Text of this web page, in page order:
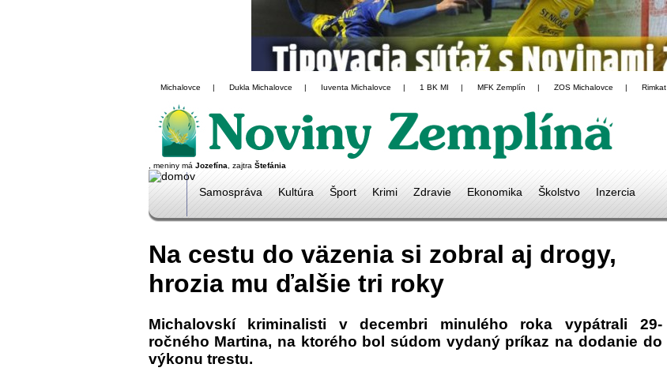
Michalovce | Dukla Michalovce | Iuventa Michalovce | 1 BK MI | MFK Zemplín | ZOS Michalovce | Rimkat
, meniny má Jozefína , zajtra Štefánia
Samospráva Kultúra Šport Krimi Zdravie Ekonomika Školstvo Inzercia
Na cestu do väzenia si zobral aj drogy,
hrozia mu ďalšie tri roky
Michalovskí kriminalisti v decembri minulého roka vypátrali 29-
ročného Martina, na ktorého bol súdom vydaný príkaz na dodanie do
výkonu trestu.